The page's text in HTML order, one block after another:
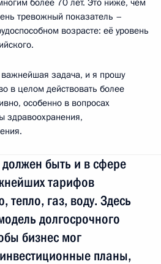
тревожный показатель –
возрасте: её уровень
задача, и я прошу
в целом действовать более
особенно в вопросах
здравоохранения,
быть и в сфере
тарифов
тепло, газ, воду. Здесь
долгосрочного
бизнес мог
планы,